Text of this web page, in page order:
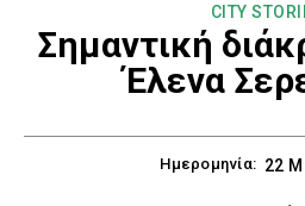
CITY
Σημαντική
Έλενα
Ημερομηνία: 22